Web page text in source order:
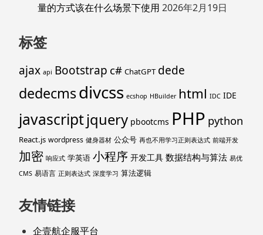
量的方式该在什么场景下使用 2026年2月19日
标签
ajax api Bootstrap c# ChatGPT dede
dedecmsdivcss ecshop HBuilder html IDC IDE
javascriptjquery pbootcms PHP python
React.js wordpress 健身器材 公众号 再也不用学习正则表达式 前端开发
加密 响应式 学英语 小程序 开发工具 数据结构与算法 易优
CMS 易语言 正则表达式 深度学习 算法逻辑
友情链接
企壹航企服平台